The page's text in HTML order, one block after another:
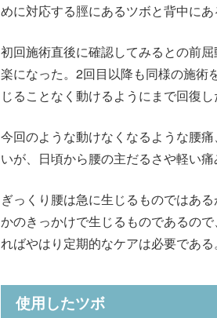
めに対応する脛にあるツボと背中にあ
初回施術直後に確認してみるとの前
楽になった。2回目以降も同様の施術
じることなく動けるようにまで回復し
今回のような動けなくなるような腰
いが、日頃から腰の主だるさや軽い痛
ぎっくり腰は急に生じるものではあ
かのきっかけで生じるものであるの
ればやはり定期的なケアは必要である。
使用したツボ